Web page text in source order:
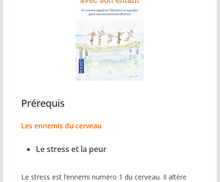
Prérequis
Les ennemis du cerveau
Le stress et la peur
Le stress est l’ennemi numéro 1 du cerveau. Il altère